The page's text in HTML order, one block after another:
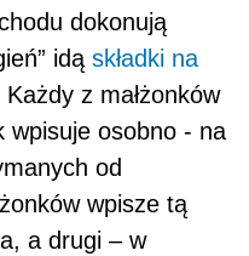
dokonują
idą składki na
Każdy z małżonków
wpisuje osobno - na
od
wpisze tą
a drugi – w